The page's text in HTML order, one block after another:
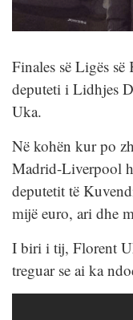
Finales së Ligës
deputeti i Lidhjes
Uka.
Në kohën kur po
Madrid-Liverpool
deputetit të
mijë euro, ari dhe
I biri i tij, Florent
treguar se ai ka